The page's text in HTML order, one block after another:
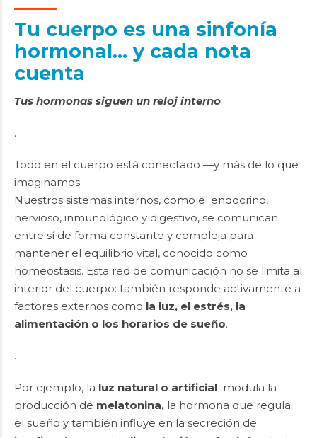
Tu cuerpo es una sinfonía
hormonal… y cada nota
cuenta
Tus hormonas siguen un reloj interno
.
Todo en el cuerpo está conectado —y más de lo que
imaginamos.
Nuestros sistemas internos, como el endocrino,
nervioso, inmunológico y digestivo, se comunican
entre sí de forma constante y compleja para
mantener el equilibrio vital, conocido como
homeostasis. Esta red de comunicación no se limita al
interior del cuerpo: también responde activamente a
factores externos como la luz, el estrés, la
alimentación o los horarios de sueño.
.
Por ejemplo, la luz natural o artificial modula la
producción de melatonina, la hormona que regula
el sueño y también influye en la secreción de